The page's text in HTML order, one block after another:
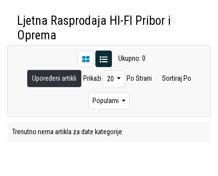
Ljetna Rasprodaja HI-FI Pribor i
Oprema
Ukupno: 0
Upoređeni artikli Prikaži 20 Po Strani Sortiraj Po
Popularni
Trenutno nema artikla za date kategorije